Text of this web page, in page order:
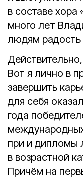
в составе
много лет
людям радость
Вот я лично в
завершить
для себя
года
при и дипломы
в возрастной
Причём на